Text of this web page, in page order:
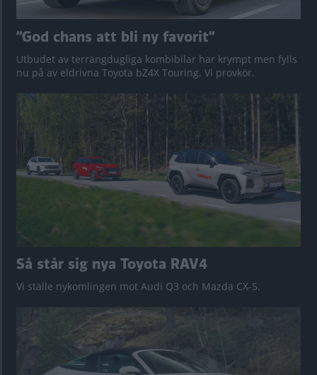
”God chans att bli ny favorit”
Utbudet av terrängdugliga kombibilar har krympt men fylls
nu på av eldrivna Toyota bZ4X Touring. Vi provkör.
Så står sig nya Toyota RAV4
Vi ställe nykomlingen mot Audi Q3 och Mazda CX-5.